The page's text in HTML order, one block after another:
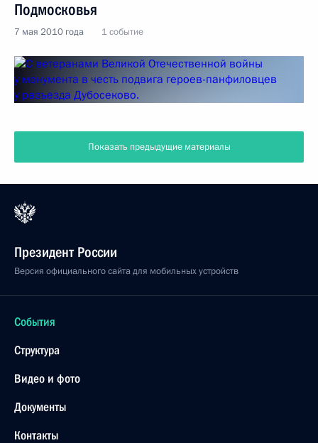
Подмосковья
7 мая 2010 года 1 событие
Показать предыдущие материалы
Президент России
Версия официального сайта для мобильных устройств
События
Структура
Видео и фото
Документы
Контакты